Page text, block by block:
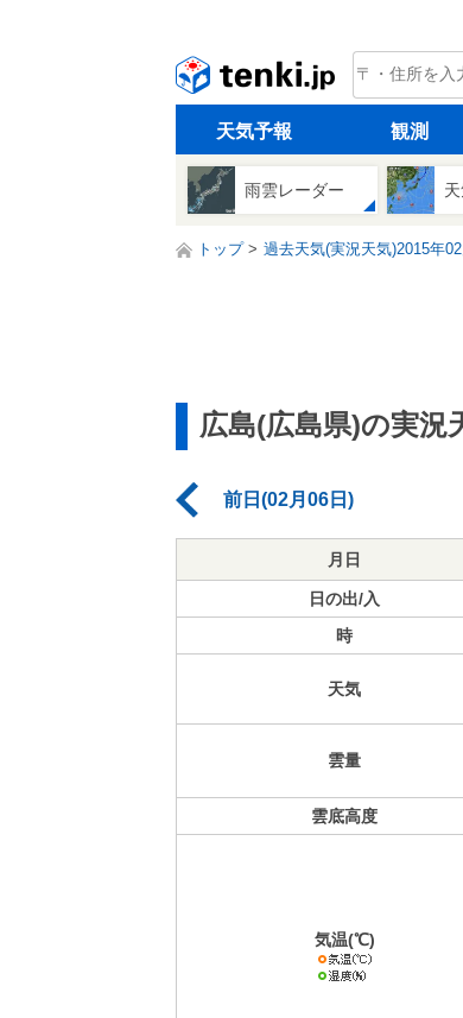
tenki.jp
天気予報 観測
雨雲レーダー
トップ 過去天気(実況天気)2015年02
広島(広島県)の実況
前日(02月06日)
月日
日の出/入
時
天気
雲量
雲底高度
気温(℃)